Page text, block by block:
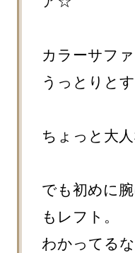
カラーサフ
うっとりと
ちょっと大
でも初めに
もレフト。
わかってる